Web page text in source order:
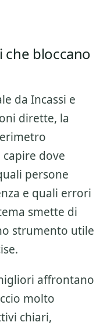
bloccano
da Incassi e
dirette, la
dove
persone
e quali errori
smette di
strumento utile
affrontano
molto
chiari,